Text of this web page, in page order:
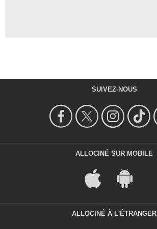
SUIVEZ-NOUS
ALLOCINÉ SUR MOBILE
ALLOCINÉ À L'ÉTRANGER